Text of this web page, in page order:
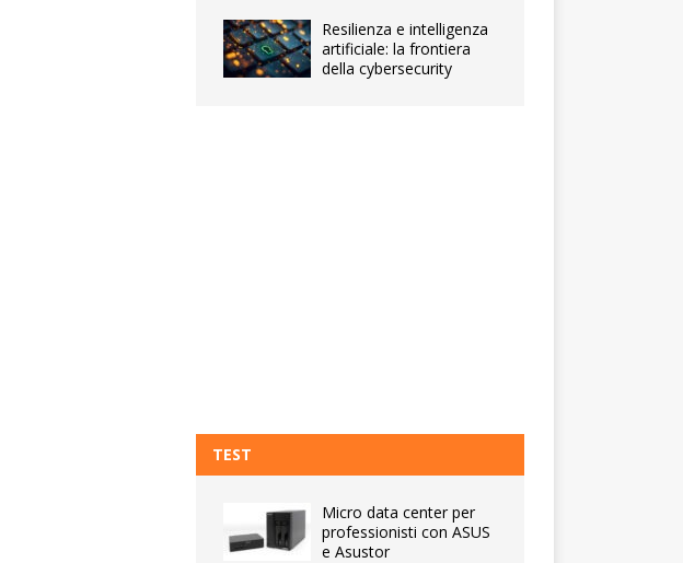
Resilienza e intelligenza
artificiale: la frontiera
della cybersecurity
TEST
Micro data center per
professionisti con ASUS
e Asustor